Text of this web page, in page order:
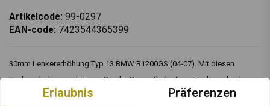
Artikelcode: 99-0297
EAN-code: 7423544365399
30mm Lenkererhöhung Typ 13 BMW R1200GS (04-07). Mit diesen
Lenkererhöhungen können Sie die Gesamthöhe Ihres Lenkers durch
Drehen des Lenkers leicht erhöhen.
Erlaubnis Präferenzen